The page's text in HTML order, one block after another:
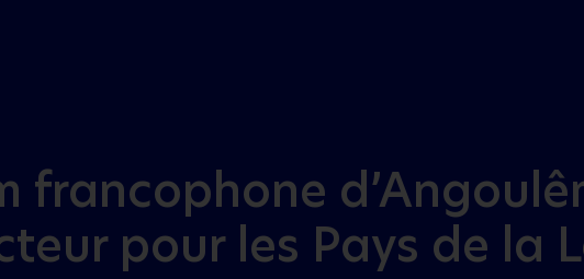
francophone
pour les Pays de la